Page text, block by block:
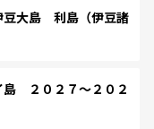
大島 利島（伊豆諸
２０２７～２０２